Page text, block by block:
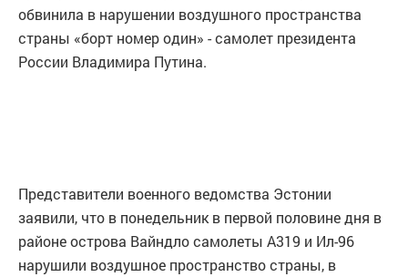
обвинила в нарушении воздушного пространства
страны «борт номер один» - самолет президента
России Владимира Путина.
Представители военного ведомства Эстонии
заявили, что в понедельник в первой половине дня в
районе острова Вайндло самолеты A319 и Ил-96
нарушили воздушное пространство страны, в